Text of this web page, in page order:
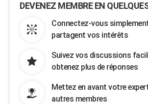
DEVENEZ MEMBRE EN
Connectez-vous
partagent vos intérêts
Suivez vos discussions
obtenez plus de réponses
Mettez en avant votre
autres membres